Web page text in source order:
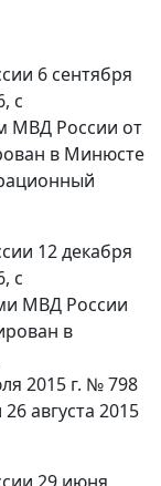
6 сентября
с
МВД России от
в Минюсте
12 декабря
с
МВД России
в
2015 г. № 798
августа 2015